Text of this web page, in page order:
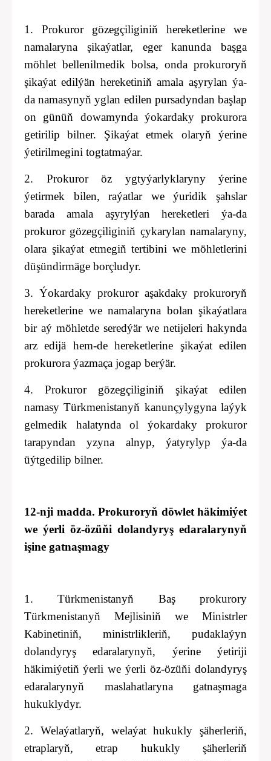
1. Prokuror gözegçiliginiň hereketlerine we
namalaryna şikaýatlar, eger kanunda başga
möhlet bellenilmedik bolsa, onda prokuroryň
şikaýat edilýän hereketiniň amala aşyrylan ýa-
da namasynyň yglan edilen pursadyndan başlap
on günüň dowamynda ýokardaky prokurora
getirilip bilner. Şikaýat etmek olaryň ýerine
ýetirilmegini togtatmaýar.
2. Prokuror öz ygtyýarlyklaryny ýerine
ýetirmek bilen, raýatlar we ýuridik şahslar
barada amala aşyrylýan hereketleri ýa-da
prokuror gözegçiliginiň çykarylan namalaryny,
olara şikaýat etmegiň tertibini we möhletlerini
düşündirmäge borçludyr.
3. Ýokardaky prokuror aşakdaky prokuroryň
hereketlerine we namalaryna bolan şikaýatlara
bir aý möhletde seredýär we netijeleri hakynda
arz edijä hem-de hereketlerine şikaýat edilen
prokurora ýazmaça jogap berýär.
4. Prokuror gözegçiliginiň şikaýat edilen
namasy Türkmenistanyň kanunçylygyna laýyk
gelmedik halatynda ol ýokardaky prokuror
tarapyndan yzyna alnyp, ýatyrylyp ýa-da
üýtgedilip bilner.
12-nji madda. Prokuroryň döwlet häkimiýet
we ýerli öz-özüňi dolandyryş edaralarynyň
işine gatnaşmagy
1. Türkmenistanyň Baş prokurory
Türkmenistanyň Mejlisiniň we Ministrler
Kabinetiniň, ministrlikleriň, pudaklaýyn
dolandyryş edaralarynyň, ýerine ýetiriji
häkimiýetiň ýerli we ýerli öz-özüňi dolandyryş
edaralarynyň maslahatlaryna gatnaşmaga
hukuklydyr.
2. Welaýatlaryň, welaýat hukukly şäherleriň,
etraplaryň,etrap hukuklyşäherleriň